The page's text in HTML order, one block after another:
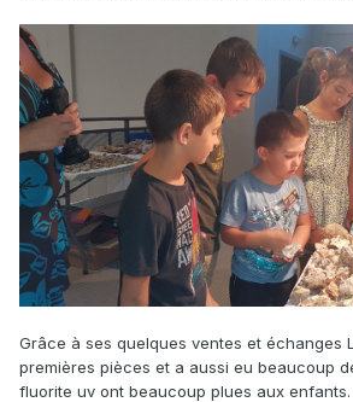
Grâce à ses quelques ventes et échanges
premières pièces et a aussi eu beaucoup
fluorite uv ont beaucoup plues aux